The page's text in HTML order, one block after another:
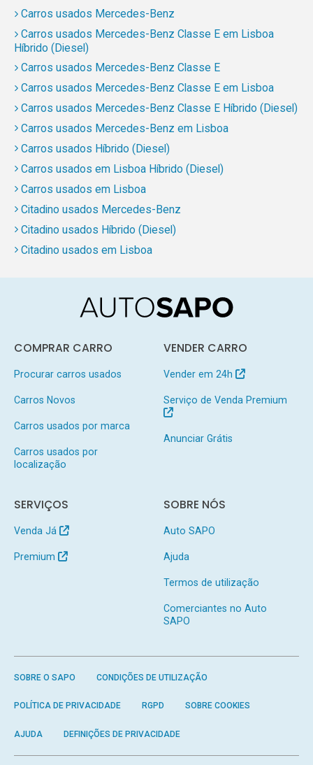
Carros usados Mercedes-Benz
Carros usados Mercedes-Benz Classe E em Lisboa
Híbrido (Diesel)
Carros usados Mercedes-Benz Classe E
Carros usados Mercedes-Benz Classe E em Lisboa
Carros usados Mercedes-Benz Classe E Híbrido (Diesel)
Carros usados Mercedes-Benz em Lisboa
Carros usados Híbrido (Diesel)
Carros usados em Lisboa Híbrido (Diesel)
Carros usados em Lisboa
Citadino usados Mercedes-Benz
Citadino usados Híbrido (Diesel)
Citadino usados em Lisboa
COMPRAR CARRO
Procurar carros usados
Carros Novos
Carros usados por marca
Carros usados por
localização
VENDER CARRO
Vender em 24h
Serviço de Venda Premium
Anunciar Grátis
SERVIÇOS
Venda Já
Premium
SOBRE NÓS
Auto SAPO
Ajuda
Termos de utilização
Comerciantes no Auto
SAPO
SOBRE O SAPO CONDIÇÕES DE UTILIZAÇÃO
POLÍTICA DE PRIVACIDADE RGPD SOBRE COOKIES
AJUDA DEFINIÇÕES DE PRIVACIDADE